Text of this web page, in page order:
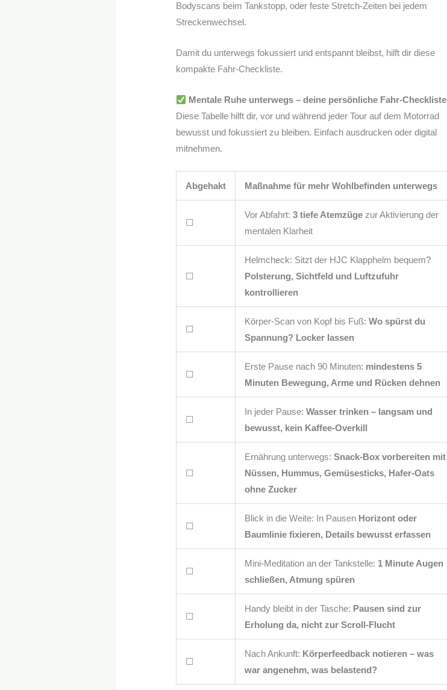
Bodyscans beim Tankstopp, oder feste Stretch-Zeiten bei jedem
Streckenwechsel.
Damit du unterwegs fokussiert und entspannt bleibst, hilft dir diese
kompakte Fahr-Checkliste.
Mentale Ruhe unterwegs – deine persönliche Fahr-Checkliste
Diese Tabelle hilft dir, vor und während jeder Tour auf dem Motorrad
bewusst und fokussiert zu bleiben. Einfach ausdrucken oder digital
mitnehmen.
Abgehakt Maßnahme für mehr Wohlbefinden unterwegs
☐
Vor Abfahrt:3 tiefe Atemzüge zur Aktivierung der
mentalen Klarheit
☐
Helmcheck: Sitzt der HJC Klapphelm bequem?
Polsterung, Sichtfeld und Luftzufuhr
kontrollieren
☐
Körper-Scan von Kopf bis Fuß:Wo spürst du
Spannung? Locker lassen
☐
Erste Pause nach 90 Minuten: mindestens 5
Minuten Bewegung, Arme und Rücken dehnen
☐
In jeder Pause:Wasser trinken – langsam und
bewusst, kein Kaffee-Overkill
☐
Ernährung unterwegs:Snack-Box vorbereiten mit
Nüssen, Hummus, Gemüsesticks, Hafer-Oats
ohne Zucker
☐
Blick in die Weite: In Pausen Horizont oder
Baumlinie fixieren, Details bewusst erfassen
☐
Mini-Meditation an der Tankstelle: 1 Minute Augen
schließen, Atmung spüren
☐
Handy bleibt in der Tasche: Pausen sind zur
Erholung da, nicht zur Scroll-Flucht
☐
Nach Ankunft: Körperfeedback notieren – was
war angenehm, was belastend?